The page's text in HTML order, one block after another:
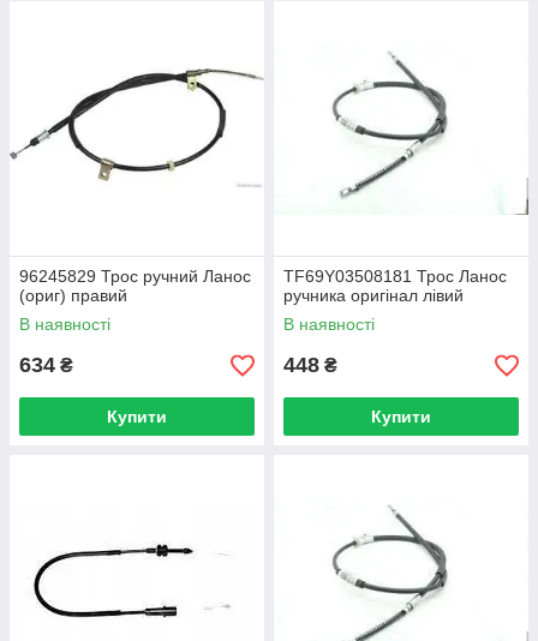
96245829 Трос ручний Ланос
(ориг) правий
В наявності
634 ₴
Купити
TF69Y03508181 Трос Ланос
ручника оригінал лівий
В наявності
448 ₴
Купити